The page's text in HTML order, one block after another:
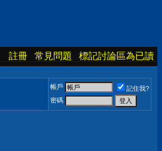
註冊 常見問題 標記討論區為已讀
帳戶
記住我?
密碼